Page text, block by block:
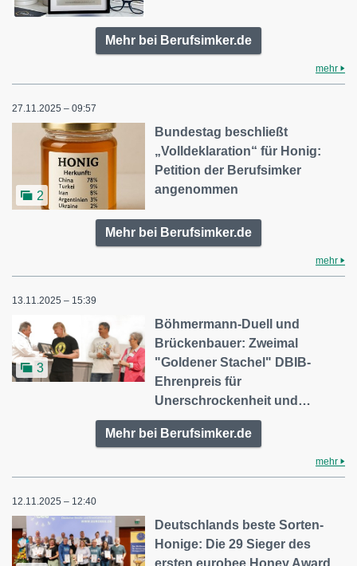
Mehr bei Berufsimker.de
mehr
27.11.2025 – 09:57
2
Bundestag beschließt
„Volldeklaration“ für Honig:
Petition der Berufsimker
angenommen
Mehr bei Berufsimker.de
mehr
13.11.2025 – 15:39
3
Böhmermann-Duell und
Brückenbauer: Zweimal
"Goldener Stachel" DBIB-
Ehrenpreis für
Unerschrockenheit und…
Mehr bei Berufsimker.de
mehr
12.11.2025 – 12:40
Deutschlands beste Sorten-
Honige: Die 29 Sieger des